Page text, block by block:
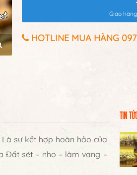
Giao
HOTLINE MUA HÀNG
sự kết hợp hoàn hảo của
Đất sét – nho – làm vang –
TIN